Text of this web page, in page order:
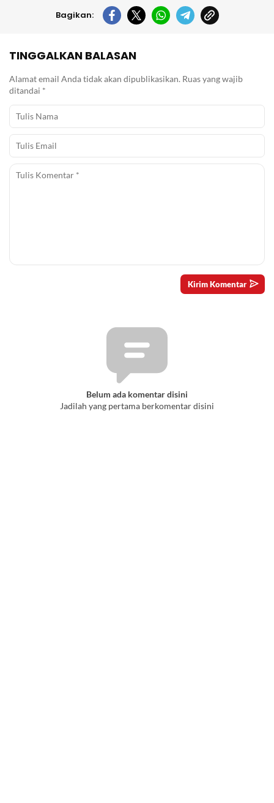
Bagikan:
TINGGALKAN BALASAN
Alamat email Anda tidak akan dipublikasikan. Ruas yang wajib
ditandai *
Belum ada komentar disini
Jadilah yang pertama berkomentar disini